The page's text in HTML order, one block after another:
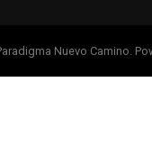
Nuevo Camino.